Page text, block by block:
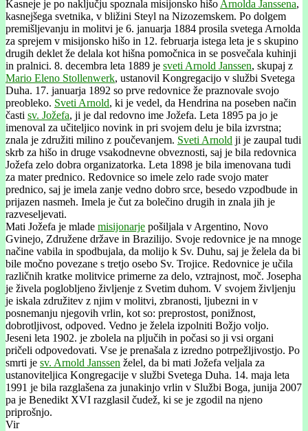
Kasneje je po naključju spoznala misijonsko hišo Arnolda Janssena,
kasnejšega svetnika, v bližini Steyl na Nizozemskem. Po dolgem
premišljevanju in molitvi je 6. januarja 1884 prosila svetega Arnolda
za sprejem v misijonsko hišo in 12. februarja istega leta je s skupino
drugih deklet že delala kot hišna pomočnica in se posvečala kuhinji
in pralnici. 8. decembra leta 1889 je sveti Arnold Janssen, skupaj z
Mario Eleno Stollenwerk, ustanovil Kongregacijo v službi Svetega
Duha. 17. januarja 1892 so prve redovnice že praznovale svojo
preobleko. Sveti Arnold, ki je vedel, da Hendrina na poseben način
časti sv. Jožefa, ji je dal redovno ime Jožefa. Leta 1895 pa jo je
imenoval za učiteljico novink in pri svojem delu je bila izvrstna;
znala je združiti milino z poučevanjem. Sveti Arnold ji je zaupal tudi
skrb za hišo in druge vsakodnevne obveznosti, saj je bila redovnica
Jožefa zelo dobra organizatorka. Leta 1898 je bila imenovana tudi
za mater prednico. Redovnice so imele zelo rade svojo mater
prednico, saj je imela zanje vedno dobro srce, besedo vzpodbude in
prijazen nasmeh. Imela je čut za bolečino drugih in znala jih je
razveseljevati.
Mati Jožefa je mlade misijonarje pošiljala v Argentino, Novo
Gvinejo, Združene države in Brazilijo. Svoje redovnice je na mnoge
načine vabila in spodbujala, da molijo k Sv. Duhu, saj je želela da bi
bile močno povezane s tretjo osebo Sv. Trojice. Redovnice je učila
različnih kratke molitvice primerne za delo, vztrajnost, moč. Josepha
je živela poglobljeno življenje z Svetim duhom. V svojem življenju
je iskala združitev z njim v molitvi, zbranosti, ljubezni in v
posnemanju njegovih vrlin, kot so: preprostost, ponižnost,
dobrotljivost, odpoved. Vedno je želela izpolniti Božjo voljo.
Jeseni leta 1902. je zbolela na pljučih in počasi so ji vsi organi
pričeli odpovedovati. Vse je prenašala z izredno potrpežljivostjo. Po
smrti je sv. Arnold Janssen želel, da bi mati Jožefa veljala za
ustanoviteljica Kongregacije v službi Svetega Duha. 14. maja leta
1991 je bila razglašena za junakinjo vrlin v Službi Boga, junija 2007
pa je Benedikt XVI razglasil čudež, ki se je zgodil na njeno
priprošnjo.
Vir